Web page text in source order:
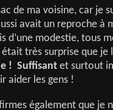
de ma voisine, car je
avait un reproche à
d’une modestie, tous
très surprise que je
! Suffisant et surtout
aider les gens !
également que je